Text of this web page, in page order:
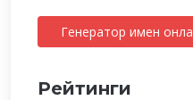
Генератор имен
Рейтинги